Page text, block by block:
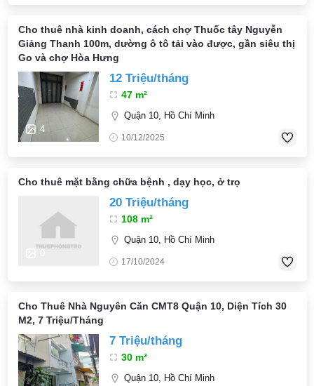
Cho thuê nhà kinh doanh, cách chợ Thuốc tây Nguyễn
Giảng Thanh 100m, dường ô tô tải vào được, gần siêu thị
Go và chợ Hòa Hưng
4
12 Triệu/tháng
47 m²
Quận 10, Hồ Chí Minh
10/12/2025
Cho thuê mặt bằng chữa bệnh , dạy học, ở trọ
20 Triệu/tháng
108 m²
Quận 10, Hồ Chí Minh
17/10/2024
Cho Thuê Nhà Nguyên Căn CMT8 Quận 10, Diện Tích 30
M2, 7 Triệu/Tháng
7 Triệu/tháng
30 m²
Quận 10, Hồ Chí Minh